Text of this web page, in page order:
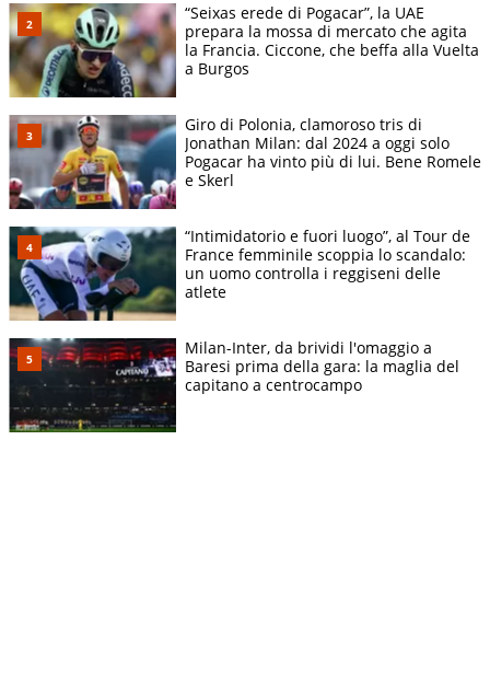
“Seixas erede di Pogacar”, la UAE
prepara la mossa di mercato che agita
la Francia. Ciccone, che beffa alla Vuelta
a Burgos
Giro di Polonia, clamoroso tris di
Jonathan Milan: dal 2024 a oggi solo
Pogacar ha vinto più di lui. Bene Romele
e Skerl
“Intimidatorio e fuori luogo”, al Tour de
France femminile scoppia lo scandalo:
un uomo controlla i reggiseni delle
atlete
Milan-Inter, da brividi l'omaggio a
Baresi prima della gara: la maglia del
capitano a centrocampo